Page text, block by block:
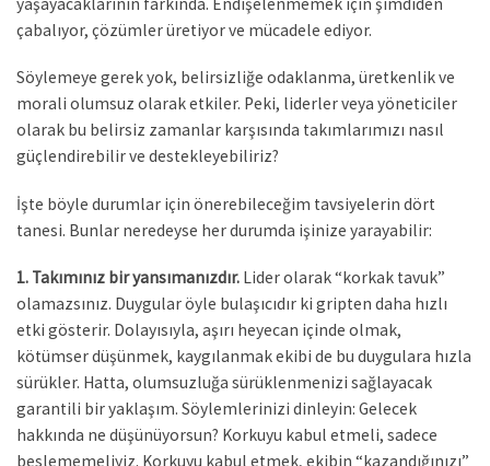
çabalıyor, çözümler üretiyor ve mücadele ediyor.
Söylemeye gerek yok, belirsizliğe odaklanma, üretkenlik ve
morali olumsuz olarak etkiler. Peki, liderler veya yöneticiler
olarak bu belirsiz zamanlar karşısında takımlarımızı nasıl
güçlendirebilir ve destekleyebiliriz?
İşte böyle durumlar için önerebileceğim tavsiyelerin dört
tanesi. Bunlar neredeyse her durumda işinize yarayabilir:
1. Takımınız bir yansımanızdır. Lider olarak “korkak tavuk”
olamazsınız. Duygular öyle bulaşıcıdır ki gripten daha hızlı
etki gösterir. Dolayısıyla, aşırı heyecan içinde olmak,
kötümser düşünmek, kaygılanmak ekibi de bu duygulara hızla
sürükler. Hatta, olumsuzluğa sürüklenmenizi sağlayacak
garantili bir yaklaşım. Söylemlerinizi dinleyin: Gelecek
hakkında ne düşünüyorsun? Korkuyu kabul etmeli, sadece
beslememeliyiz. Korkuyu kabul etmek, ekibin “kazandığınızı”